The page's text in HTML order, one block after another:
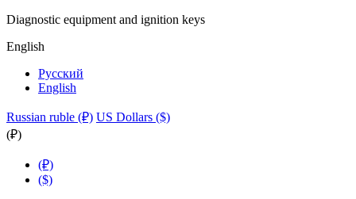
Diagnostic equipment and ignition keys
English
Русский
English
Russian ruble (₽) US Dollars ($)
(₽)
(₽)
($)